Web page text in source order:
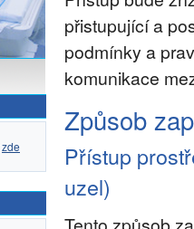
zde
přistupující a
podmínky a
komunikace
Způsob
Přístup
uzel)